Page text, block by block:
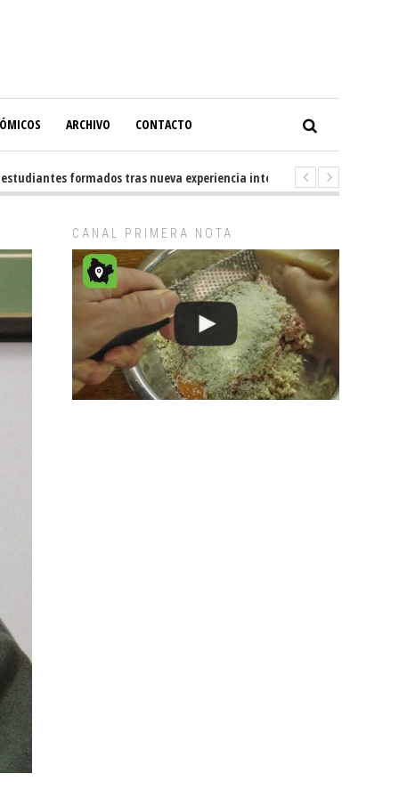
ARCHIVO CONTACTO
formados tras nueva experiencia internacional en Buenos Aires
CANAL PRIMERA NOTA